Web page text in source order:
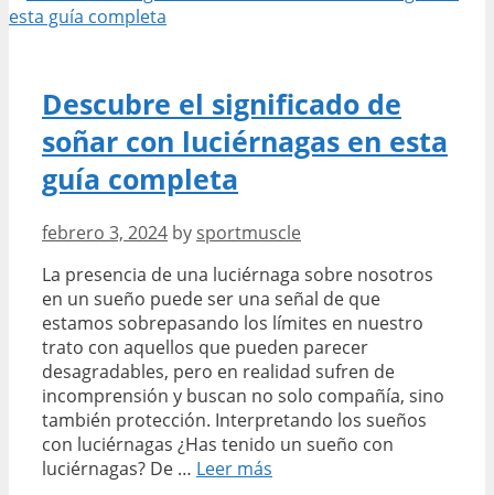
huella
de
tu
mascota
Descubre el significado de
soñar con luciérnagas en esta
guía completa
febrero 3, 2024 by sportmuscle
La presencia de una luciérnaga sobre nosotros
en un sueño puede ser una señal de que
estamos sobrepasando los límites en nuestro
trato con aquellos que pueden parecer
desagradables, pero en realidad sufren de
incomprensión y buscan no solo compañía, sino
también protección. Interpretando los sueños
con luciérnagas ¿Has tenido un sueño con
luciérnagas? De … Leer más